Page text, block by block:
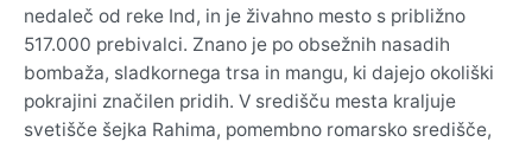
nedaleč od reke Ind, in je živahno mesto s približno
517.000 prebivalci. Znano je po obsežnih nasadih
bombaža, sladkornega trsa in mangu, ki dajejo okoliški
pokrajini značilen pridih. V središču mesta kraljuje
svetišče šejka Rahima, pomembno romarsko središče,